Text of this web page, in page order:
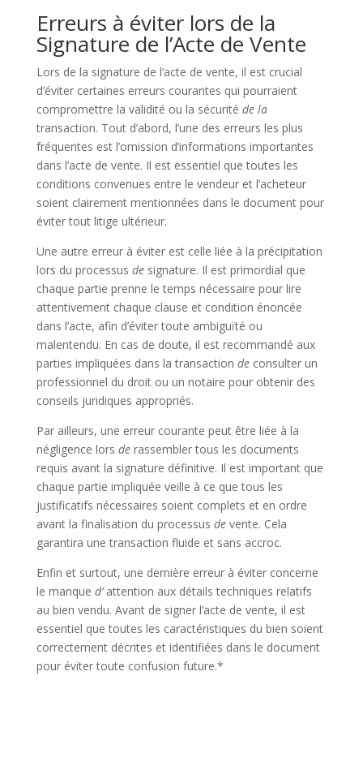
Erreurs à éviter lors de la
Signature de l’Acte de Vente
Lors de la signature de l’acte de vente, il est crucial
d’éviter certaines erreurs courantes qui pourraient
compromettre la validité ou la sécurité de la
transaction. Tout d’abord, l’une des erreurs les plus
fréquentes est l’omission d’informations importantes
dans l’acte de vente. Il est essentiel que toutes les
conditions convenues entre le vendeur et l’acheteur
soient clairement mentionnées dans le document pour
éviter tout litige ultérieur.
Une autre erreur à éviter est celle liée à la précipitation
lors du processus designature. Il est primordial que
chaque partie prenne le temps nécessaire pour lire
attentivement chaque clause et condition énoncée
dans l’acte, afin d’éviter toute ambiguïté ou
malentendu. En cas de doute, il est recommandé aux
parties impliquées dans la transaction deconsulter un
professionnel du droit ou un notaire pour obtenir des
conseils juridiques appropriés.
Par ailleurs, une erreur courante peut être liée à la
négligence lors derassembler tous les documents
requis avant la signature définitive. Il est important que
chaque partie impliquée veille à ce que tous les
justificatifs nécessaires soient complets et en ordre
avant la finalisation du processus devente. Cela
garantira une transaction fluide et sans accroc.
Enfin et surtout, une dernière erreur à éviter concerne
le manque d’attention aux détails techniques relatifs
au bien vendu. Avant de signer l’acte de vente, il est
essentiel que toutes les caractéristiques du bien soient
correctement décrites et identifiées dans le document
pour éviter toute confusion future.*